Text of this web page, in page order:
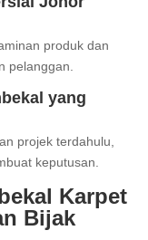
produk dan
pelanggan.
yang
projek terdahulu,
keputusan.
Karpet
Bijak